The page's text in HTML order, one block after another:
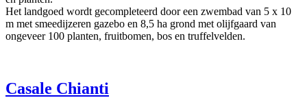
Het landgoed wordt gecompleteerd door een zwembad van 5 x 10
m met smeedijzeren gazebo en 8,5 ha grond met olijfgaard van
ongeveer 100 planten, fruitbomen, bos en truffelvelden.
Casale Chianti